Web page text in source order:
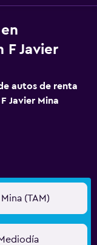
F Javier
autos de renta
Javier Mina
(TAM)